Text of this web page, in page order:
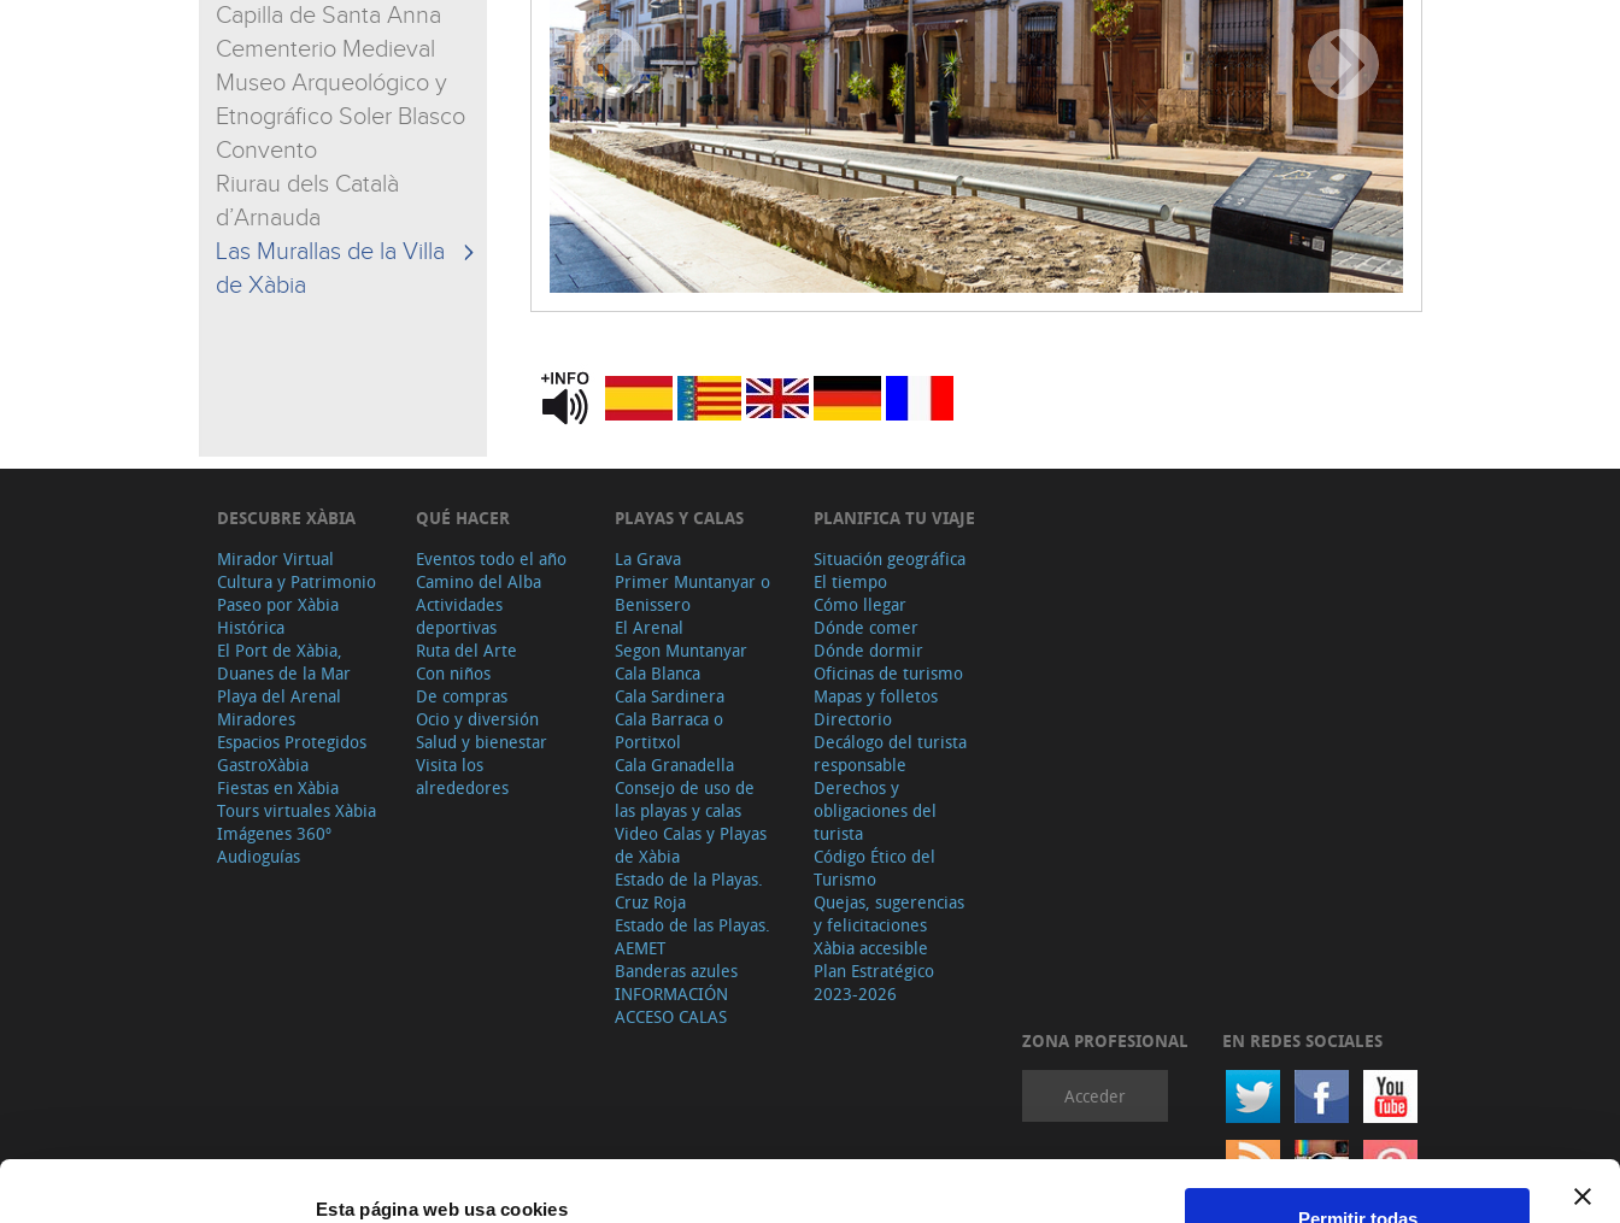
Esta página web usa cookies Permitir todas
Capilla de Santa Anna
Cementerio Medieval
Museo Arqueológico y
Etnográfico Soler Blasco
Convento
Riurau dels Català
d’Arnauda
Las Murallas de la Villa
de Xàbia
DESCUBRE XÀBIA
Mirador Virtual
Cultura y Patrimonio
Paseo por Xàbia
Histórica
El Port de Xàbia,
Duanes de la Mar
Playa del Arenal
Miradores
Espacios Protegidos
GastroXàbia
Fiestas en Xàbia
Tours virtuales Xàbia
Imágenes 360º
Audioguías
QUÉ HACER
Eventos todo el año
Camino del Alba
Actividades
deportivas
Ruta del Arte
Con niños
De compras
Ocio y diversión
Salud y bienestar
Visita los
alrededores
PLAYAS Y CALAS
La Grava
Primer Muntanyar o
Benissero
El Arenal
Segon Muntanyar
Cala Blanca
Cala Sardinera
Cala Barraca o
Portitxol
Cala Granadella
Consejo de uso de
las playas y calas
Video Calas y Playas
de Xàbia
Estado de la Playas.
Cruz Roja
Estado de las Playas.
AEMET
Banderas azules
INFORMACIÓN
ACCESO CALAS
PLANIFICA TU VIAJE
Situación geográfica
El tiempo
Cómo llegar
Dónde comer
Dónde dormir
Oficinas de turismo
Mapas y folletos
Directorio
Decálogo del turista
responsable
Derechos y
obligaciones del
turista
Código Ético del
Turismo
Quejas, sugerencias
y felicitaciones
Xàbia accesible
Plan Estratégico
2023-2026
ZONA PROFESIONAL
Acceder
EN REDES SOCIALES